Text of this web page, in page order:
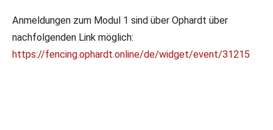
Anmeldungen zum Modul 1 sind über Ophardt über
nachfolgenden Link möglich:
https://fencing.ophardt.online/de/widget/event/31215